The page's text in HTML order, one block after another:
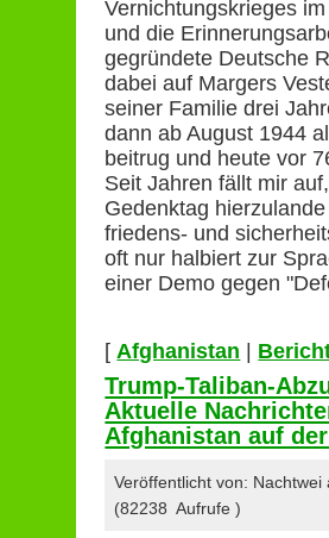
Vernichtungskrieges
und die
gegründete Deutsche
dabei auf Margers
seiner Familie drei
dann ab August 1944
beitrug und heute vor
Seit Jahren fällt mir
Gedenktag
friedens- und
oft nur halbiert zur
einer Demo gegen
[ Afghanistan |
Trump-Taliban-
Aktuelle
Afghanistan auf
Veröffentlicht von:
(82238 Aufrufe )